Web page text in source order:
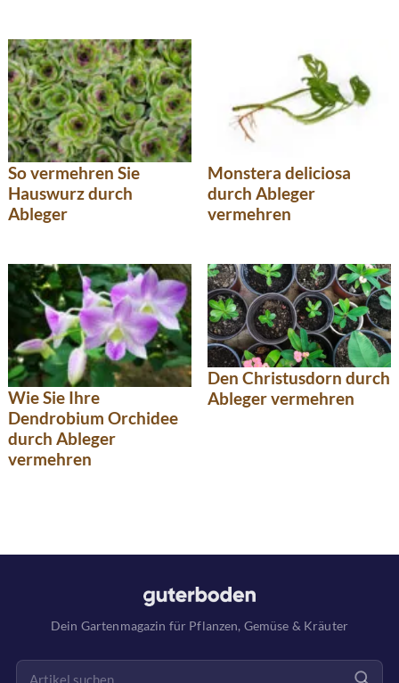
So vermehren Sie
Hauswurz durch
Ableger
Monstera deliciosa
durch Ableger
vermehren
Wie Sie Ihre
Dendrobium Orchidee
durch Ableger
vermehren
Den Christusdorn durch
Ableger vermehren
Dein Gartenmagazin für Pflanzen, Gemüse & Kräuter